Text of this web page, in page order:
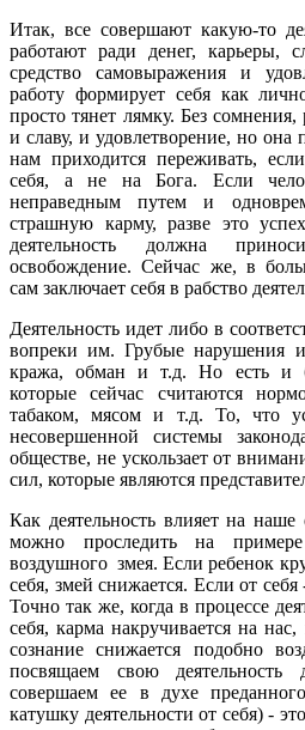
Итак, все совершают какую-то
работают ради денег, карьеры,
средство самовыражения и
работу формирует себя как
просто тянет лямку. Без
и славу, и удовлетворение, но
нам приходится переживать,
себя, а не на Бога. Если
неправедным путем и
страшную карму, разве это
деятельность должна
освобождение. Сейчас же, в
сам заключает себя в рабство
Деятельность идет либо в
вопреки им. Грубые нарушения
кража, обман и т.д. Но есть и
которые сейчас считаются
табаком, мясом и т.д. То, что
несовершенной системы
обществе, не ускользает от
сил, которые являются
Как деятельность влияет на
можно проследить на примере
воздушного змея. Если ребенок
себя, змей снижается. Если от
Точно так же, когда в процессе
себя, карма накручивается на
сознание снижается подобно
посвящаем свою
совершаем ее в духе
катушку деятельности от себя) -